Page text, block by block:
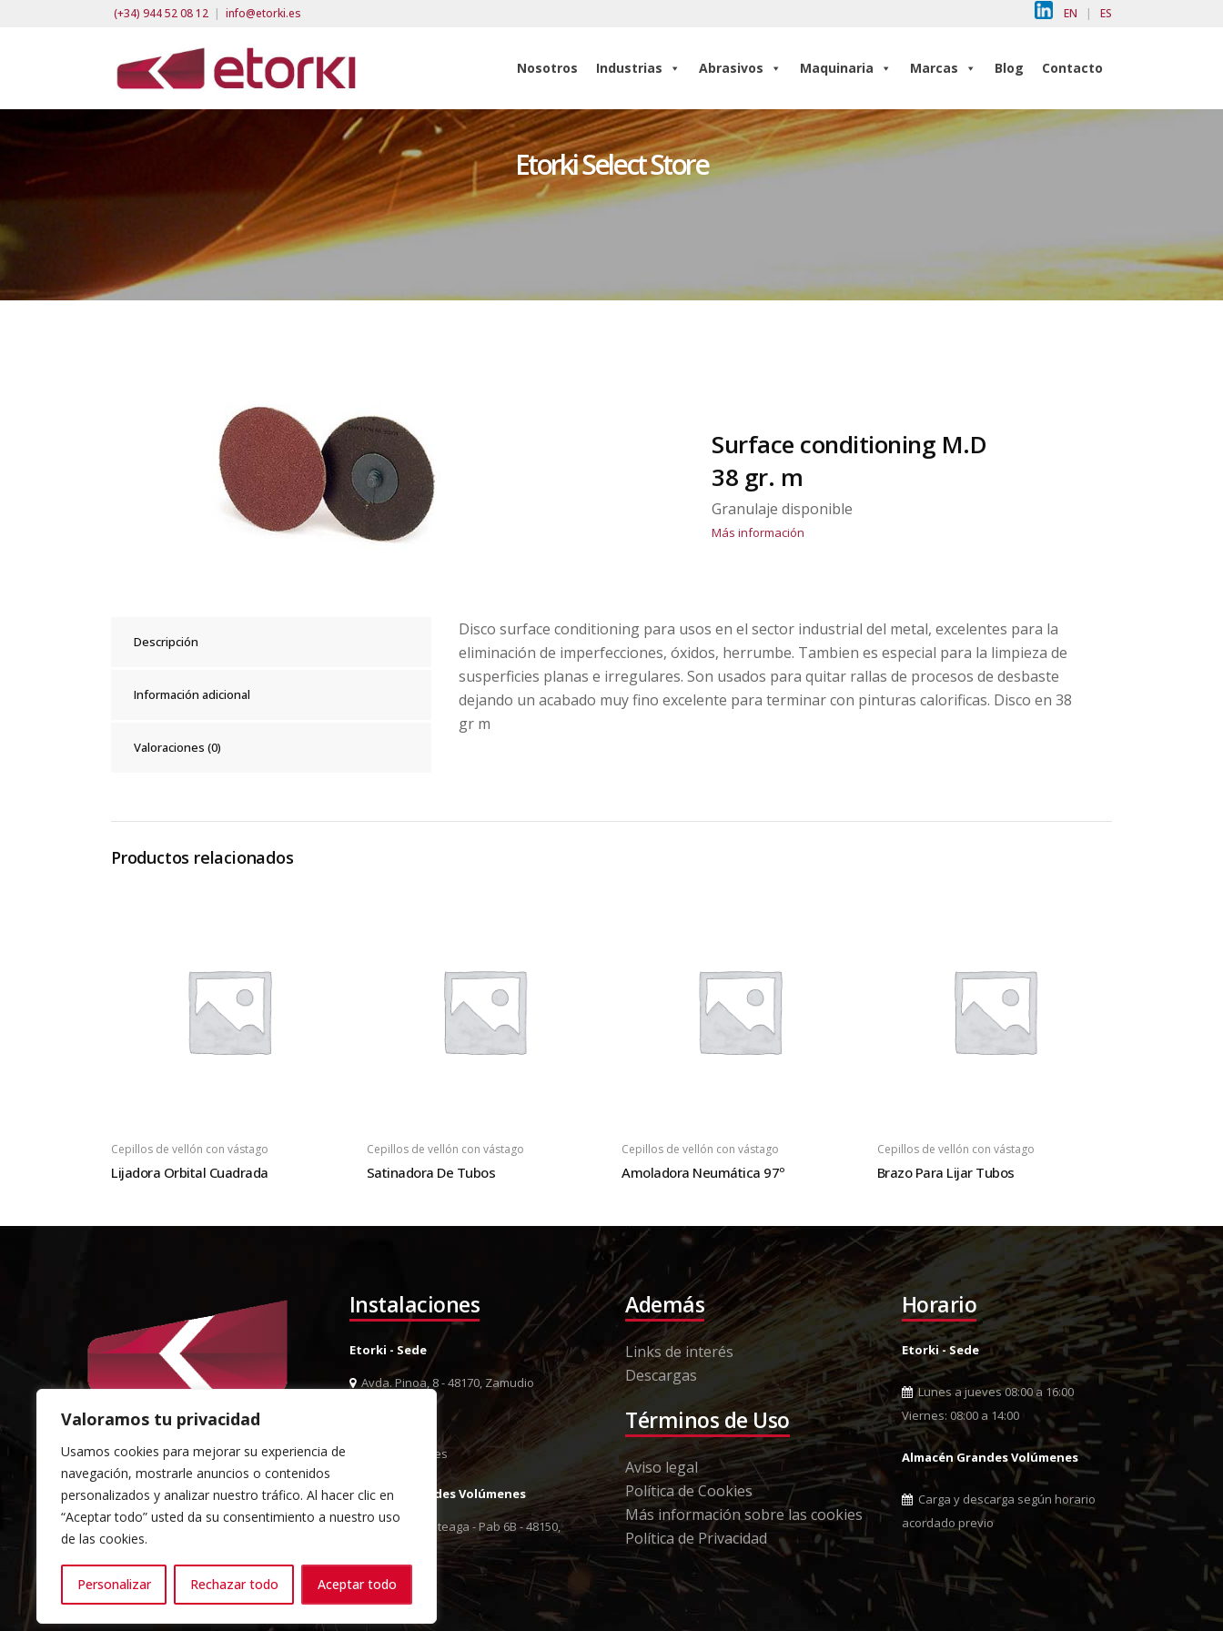
Valoramos tu privacidad
Usamos cookies para mejorar su experiencia de
navegación, mostrarle anuncios o contenidos
personalizados y analizar nuestro tráfico. Al hacer clic en
“Aceptar todo” usted da su consentimiento a nuestro uso
de las cookies.
Personalizar Rechazar todo Aceptar todo
(+34) 944 52 08 12 | info@etorki.es EN | ES
Nosotros Industrias Abrasivos Maquinaria Marcas Blog Contacto
Etorki Select Store
Surface conditioning M.D
38 gr. m
Granulaje disponible
Más información
Descripción
Información adicional
Valoraciones (0)
Disco surface conditioning para usos en el sector industrial del metal, excelentes para la
eliminación de imperfecciones, óxidos, herrumbe. Tambien es especial para la limpieza de
susperficies planas e irregulares. Son usados para quitar rallas de procesos de desbaste
dejando un acabado muy fino excelente para terminar con pinturas calorificas. Disco en 38
gr m
Productos relacionados
Cepillos de vellón con vástago
Lijadora Orbital Cuadrada
Cepillos de vellón con vástago
Satinadora De Tubos
Cepillos de vellón con vástago
Amoladora Neumática 97º
Cepillos de vellón con vástago
Brazo Para Lijar Tubos
Instalaciones
Etorki - Sede
Avda. Pinoa, 8 - 48170, Zamudio
info@etorki.es
Almacén Grandes Volúmenes
Pol. Ind. Berreteaga - Pab 6B - 48150,
Además
Links de interés
Descargas
Términos de Uso
Aviso legal
Política de Cookies
Más información sobre las cookies
Política de Privacidad
Horario
Etorki - Sede
Lunes a jueves 08:00 a 16:00
Viernes: 08:00 a 14:00
Almacén Grandes Volúmenes
Carga y descarga según horario
acordado previo